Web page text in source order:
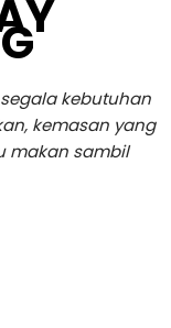
kebutuhan
kemasan yang
makan sambil